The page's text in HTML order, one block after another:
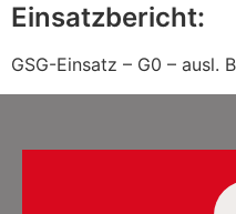
Einsatzbericht:
GSG-Einsatz – G0 – ausl.